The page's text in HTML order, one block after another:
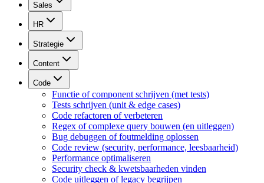
Sales
HR
Strategie
Content
Code
Functie of component schrijven (met tests)
Tests schrijven (unit & edge cases)
Code refactoren of verbeteren
Regex of complexe query bouwen (en uitleggen)
Bug debuggen of foutmelding oplossen
Code review (security, performance, leesbaarheid)
Performance optimaliseren
Security check & kwetsbaarheden vinden
Code uitleggen of legacy begrijpen